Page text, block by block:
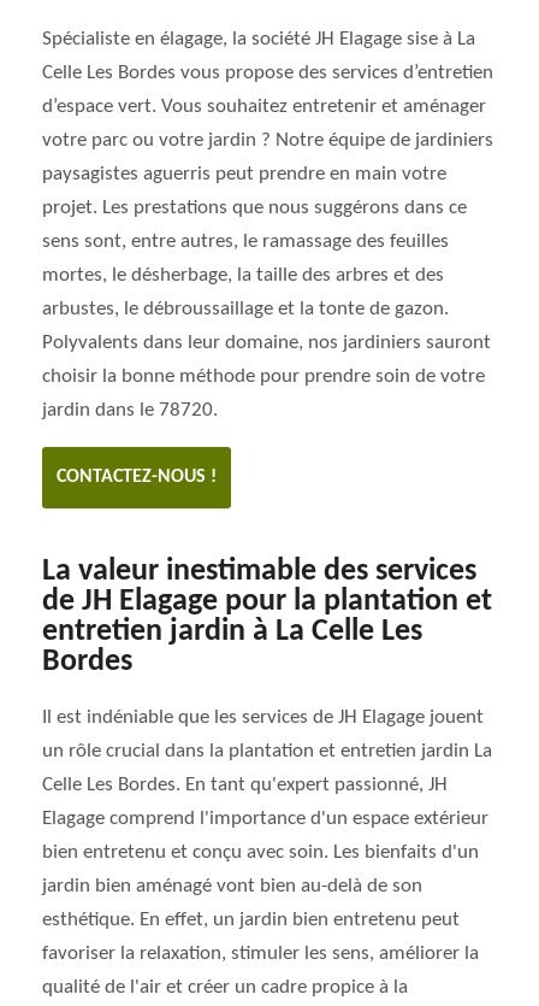
Spécialiste en élagage, la société JH Elagage sise à La
Celle Les Bordes vous propose des services d’entretien
d’espace vert. Vous souhaitez entretenir et aménager
votre parc ou votre jardin ? Notre équipe de jardiniers
paysagistes aguerris peut prendre en main votre
projet. Les prestations que nous suggérons dans ce
sens sont, entre autres, le ramassage des feuilles
mortes, le désherbage, la taille des arbres et des
arbustes, le débroussaillage et la tonte de gazon.
Polyvalents dans leur domaine, nos jardiniers sauront
choisir la bonne méthode pour prendre soin de votre
jardin dans le 78720.
CONTACTEZ-NOUS !
La valeur inestimable des services
de JH Elagage pour la plantation et
entretien jardin à La Celle Les
Bordes
Il est indéniable que les services de JH Elagage jouent
un rôle crucial dans la plantation et entretien jardin La
Celle Les Bordes. En tant qu'expert passionné, JH
Elagage comprend l'importance d'un espace extérieur
bien entretenu et conçu avec soin. Les bienfaits d'un
jardin bien aménagé vont bien au-delà de son
esthétique. En effet, un jardin bien entretenu peut
favoriser la relaxation, stimuler les sens, améliorer la
qualité de l'air et créer un cadre propice à la